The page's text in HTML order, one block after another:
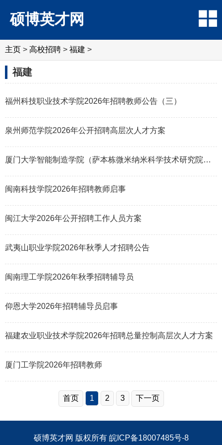
硕博英才网
主页 > 高校招聘 > 福建 >
福建
福州科技职业技术学院2026年招聘教师公告（三）
泉州师范学院2026年公开招聘高层次人才方案
厦门大学智能制造学院（萨本栋微米纳米科学技术研究院）2026年诚邀海内外英
闽南科技学院2026年招聘教师启事
闽江大学2026年公开招聘工作人员方案
武夷山职业学院2026年秋季人才招聘公告
闽南理工学院2026年秋季招聘辅导员
仰恩大学2026年招聘辅导员启事
福建农业职业技术学院2026年招聘总量控制高层次人才方案
厦门工学院2026年招聘教师
首页 1 2 3 下一页
硕博英才网 版权所有 皖ICP备18007485号-8